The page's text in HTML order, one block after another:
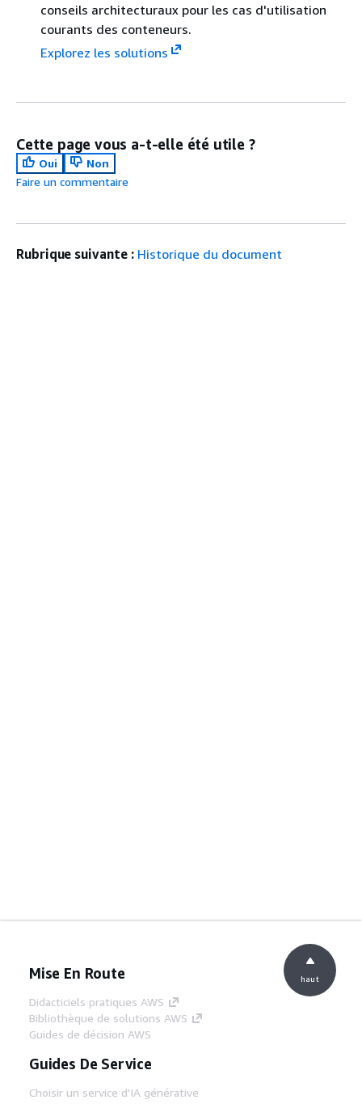
conseils architecturaux pour les cas d'utilisation
courants des conteneurs.
Explorez les solutions
Cette page vous a-t-elle été utile ?
Oui
Non
Faire un commentaire
Rubrique suivante : Historique du document
Mise En Route
Didacticiels pratiques AWS
Bibliothèque de solutions AWS
Guides de décision AWS
Guides De Service
Choisir un service d'IA générative
haut